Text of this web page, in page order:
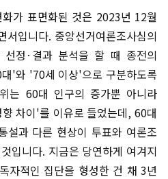
가 표면화된 것은 2023년 12월
입니다. 중앙선거여론조사심의
선정·결과 분석을 할 때 종전의
'와 '70세 이상'으로 구분하도록
는 60대 인구의 증가뿐 아니라
차이'를 이유로 들었는데, 60대
설과 다른 현상이 투표와 여론조
입니다. 지금은 당연하게 여겨지
자적인 집단을 형성한 건 채 3년